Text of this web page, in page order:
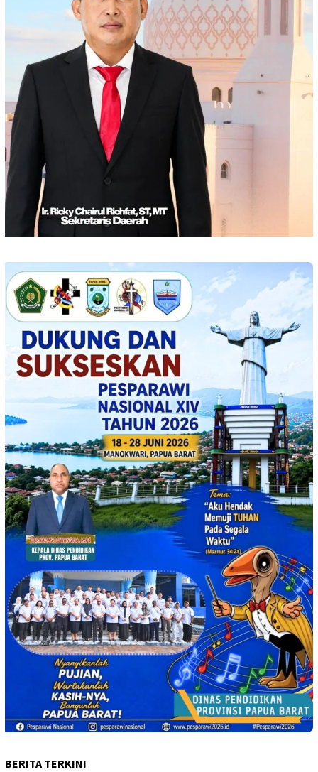
BERITA TERKINI